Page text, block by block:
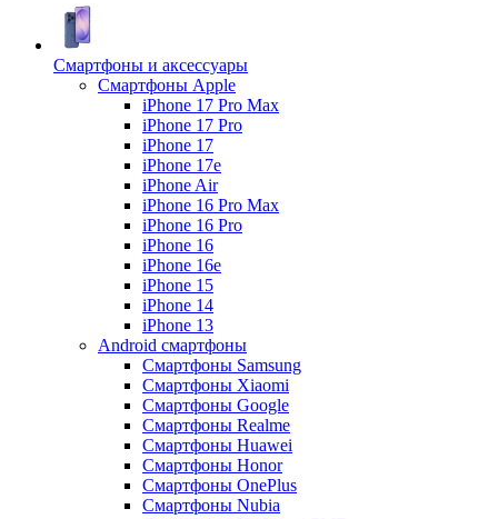
Смартфоны и аксессуары
Смартфоны Apple
iPhone 17 Pro Max
iPhone 17 Pro
iPhone 17
iPhone 17e
iPhone Air
iPhone 16 Pro Max
iPhone 16 Pro
iPhone 16
iPhone 16e
iPhone 15
iPhone 14
iPhone 13
Android cмартфоны
Смартфоны Samsung
Смартфоны Xiaomi
Смартфоны Google
Смартфоны Realme
Смартфоны Huawei
Смартфоны Honor
Смартфоны OnePlus
Смартфоны Nubia